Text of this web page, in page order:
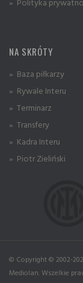
NA SKRÓTY
» Baza piłkarzy
» Rywale Interu
» Terminarz
» Transfery
» Kadra Interu
» Piotr Zieliński
© Copyright © 2002-
Mediolan. Wszelkie